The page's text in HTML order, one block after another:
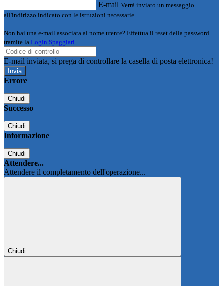
E-mail Verrà inviato un messaggio
all'indirizzo indicato con le istruzioni necessarie.
Non hai una e-mail associata al nome utente? Effettua il reset della password
tramite la Login Spaggiari
E-mail inviata, si prega di controllare la casella di posta elettronica!
Errore
Chiudi
Successo
Chiudi
Informazione
Chiudi
Attendere...
Attendere il completamento dell'operazione...
Chiudi